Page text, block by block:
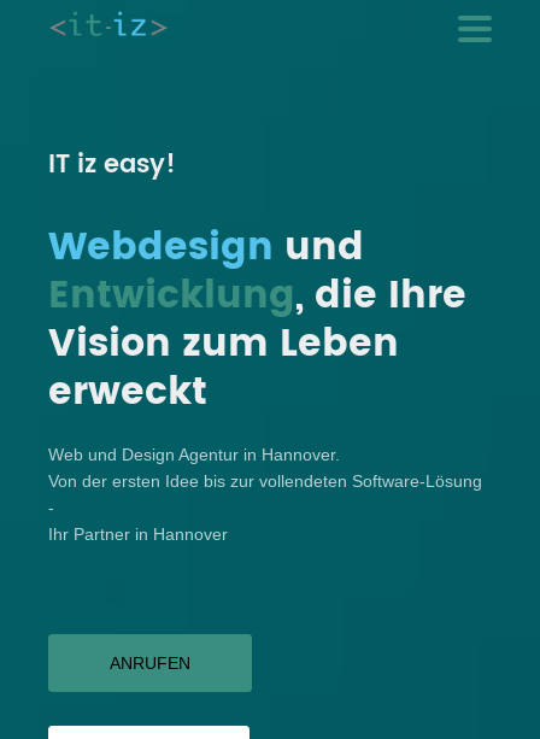
IT izeasy!
Webdesign und
Entwicklung, die Ihre
Vision zum Leben
erweckt
Web und Design Agentur in Hannover.
Von der ersten Idee bis zur vollendeten Software-Lösung
-
Ihr Partner in Hannover
ANRUFEN